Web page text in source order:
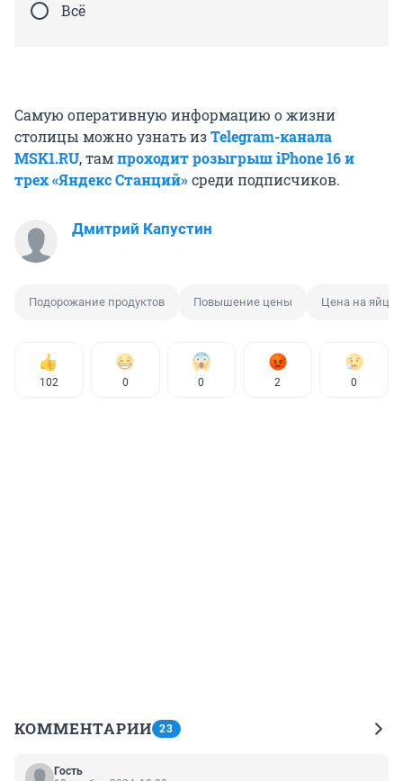
Всё
Самую оперативную информацию о жизни
столицы можно узнать изTelegram-канала
MSK1.RU, тампроходит розыгрыш iPhone 16 и
трех «Яндекс Станций»среди подписчиков.
Дмитрий Капустин
Подорожание продуктов Повышение цены Цена на яйца
102 0 0 2 0
КОММЕНТАРИИ 23
Гость